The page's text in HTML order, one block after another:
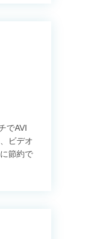
でAVI
ビデオ
節約で